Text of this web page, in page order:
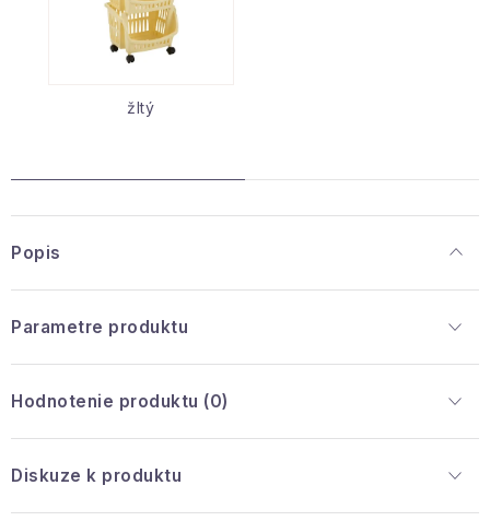
žltý
Popis
Parametre produktu
Hodnotenie produktu (0)
Diskuze k produktu